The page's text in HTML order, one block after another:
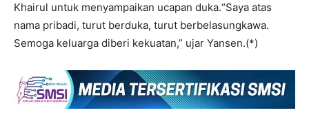
Khairul untuk menyampaikan ucapan duka.“Saya atas
nama pribadi, turut berduka, turut berbelasungkawa.
Semoga keluarga diberi kekuatan,” ujar Yansen.(*)